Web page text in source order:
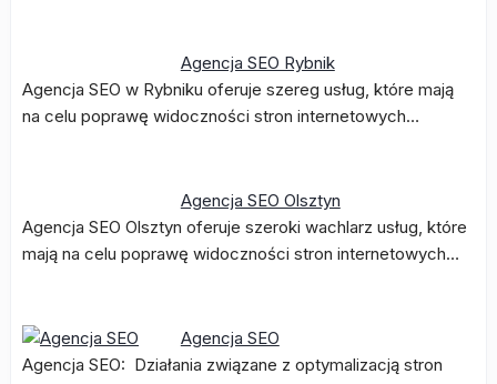
Agencja SEO Rybnik
Agencja SEO w Rybniku oferuje szereg usług, które mają
na celu poprawę widoczności stron internetowych…
Agencja SEO Olsztyn
Agencja SEO Olsztyn oferuje szeroki wachlarz usług, które
mają na celu poprawę widoczności stron internetowych…
Agencja SEO
Agencja SEO: Działania związane z optymalizacją stron